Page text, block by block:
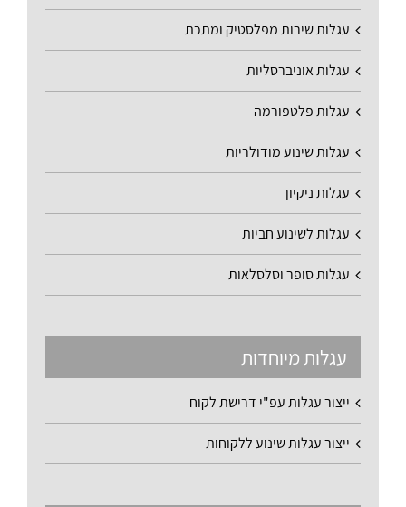
עגלות שירות מפלסטיק ומתכת
עגלות אוניברסליות
עגלות פלטפורמה
עגלות שינוע מודולריות
עגלות ניקיון
עגלות לשינוע חביות
עגלות סופר וסלסלאות
עגלות מיוחדות
ייצור עגלות עפ"י דרישת לקוח
ייצור עגלות שינוע ללקוחות